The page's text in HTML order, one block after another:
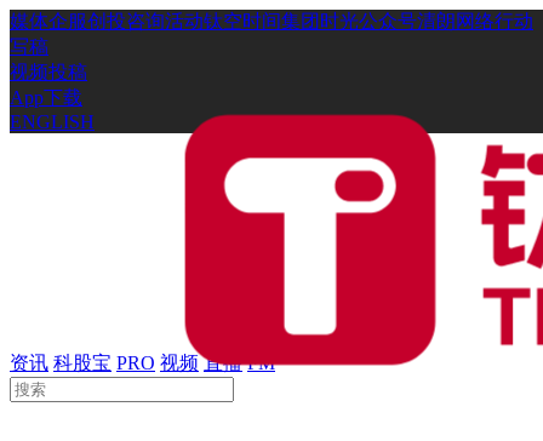
媒体企服创投咨询活动钛空时间集团时光公众号清朗网络行动
写稿
视频投稿
App下载
ENGLISH
资讯 科股宝 PRO 视频 直播 FM